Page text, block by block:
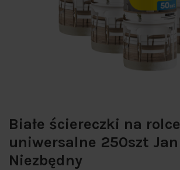
Białe ściereczki na rolce
uniwersalne 250szt Jan
Niezbędny